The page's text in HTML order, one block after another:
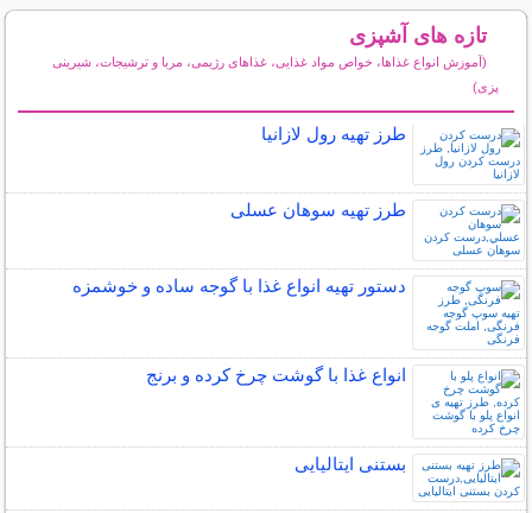
تازه های آشپزی
(آموزش انواع غذاها، خواص مواد غذایی، غذاهای رژیمی، مربا و ترشیجات، شیرینی
پزی)
طرز تهیه رول لازانیا
طرز تهیه سوهان عسلی
دستور تهیه انواع غذا با گوجه ساده و خوشمزه
انواع غذا با گوشت چرخ کرده و برنج
بستنی ایتالیایی